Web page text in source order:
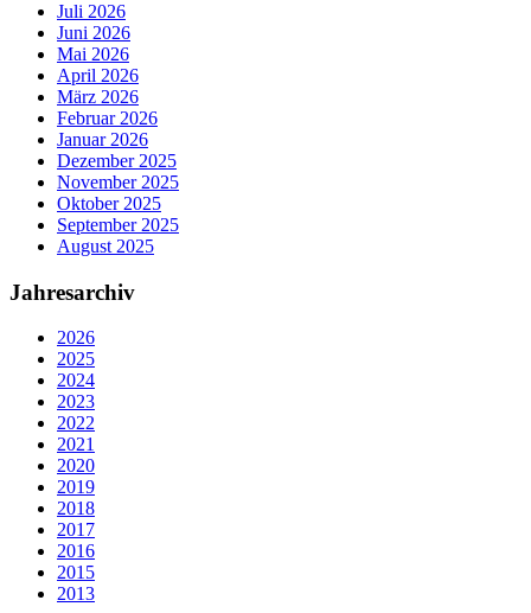
Juli 2026
Juni 2026
Mai 2026
April 2026
März 2026
Februar 2026
Januar 2026
Dezember 2025
November 2025
Oktober 2025
September 2025
August 2025
Jahresarchiv
2026
2025
2024
2023
2022
2021
2020
2019
2018
2017
2016
2015
2013